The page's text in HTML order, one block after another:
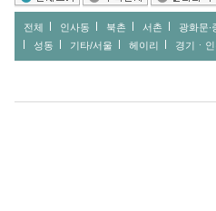
전체 인사동 북촌 서촌
광화문∙
성동
기타/서울 헤이리 경기ㆍ